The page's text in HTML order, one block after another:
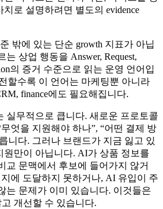
로 설명하려면 별도의 evidence
밖에 있는 단순 growth 지표가 아닙
상업 행동을 Answer, Request,
의 증거 수준으로 읽는 운영 언어입
할수록 이 언어는 마케팅뿐 아니라
finance에도 필요해집니다.
실무적으로 큽니다. 새로운 프로토콜
엇을 지원해야 하나”, “어떤 결제 방
니다. 그러나 브랜드가 지금 잃고 있
원만이 아닙니다. AI가 상품 정보를
교 문맥에서 후보에 들어가지 않거
에 도달하지 못하거나, AI 유입이 주
는 문제가 이미 있습니다. 이것들은
개선할 수 있습니다.